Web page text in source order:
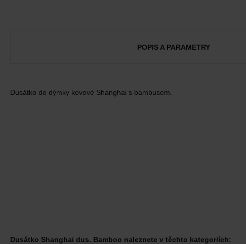
POPIS A PARAMETRY
Dusátko do dýmky kovové Shanghai s bambusem.
Dusátko Shanghai dus. Bamboo naleznete v těchto kategoriích: